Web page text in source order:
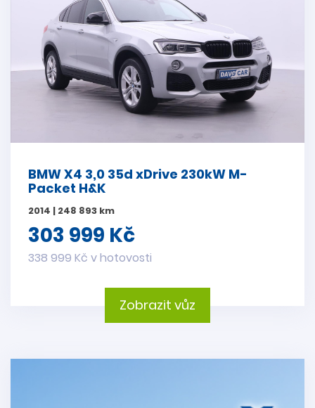
BMW X4 3,0 35d xDrive 230kW M-
Packet H&K
2014 | 248 893 km
303 999 Kč
338 999 Kč v hotovosti
Zobrazit vůz